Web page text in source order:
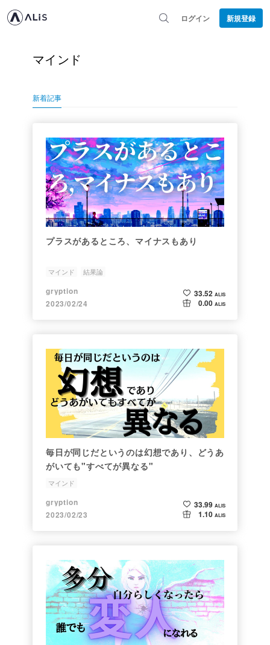
ログイン 新規登録
マインド
新着記事
プラスがあるところ、マイナスもあり
マインド 結果論
gryption
2023/02/24
33.52 ALIS
0.00 ALIS
毎日が同じだというのは幻想であり、どうあ
がいても"すべてが異なる"
マインド
gryption
2023/02/23
33.99 ALIS
1.10 ALIS